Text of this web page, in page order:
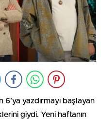
6’ya yazdırmayı başlayan
giydi. Yeni haftanın